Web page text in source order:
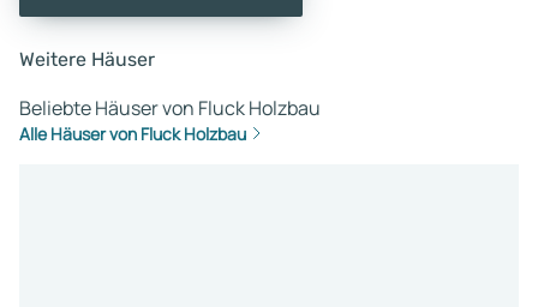
Weitere Häuser
Beliebte Häuser von Fluck Holzbau
Alle Häuser von Fluck Holzbau